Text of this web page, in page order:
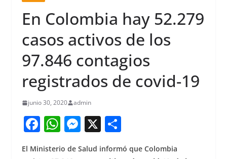
En Colombia hay 52.279
casos activos de los
97.846 contagios
registrados de covid-19
junio 30, 2020 admin
F
a
W
h
M
e
X S
h
El Ministerio de Salud informó que Colombia